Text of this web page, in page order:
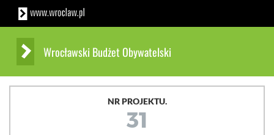
Wrocławski Budżet Obywatelski
NR PROJEKTU.
31